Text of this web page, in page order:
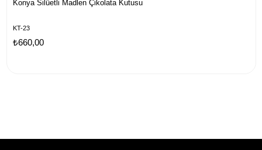
Konya Silüetli Madlen Çikolata Kutusu
KT-23
₺660,00